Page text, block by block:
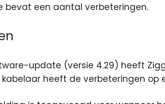
een aantal verbeteringen.
update (versie 4.29) heeft
heeft de verbeteringen op